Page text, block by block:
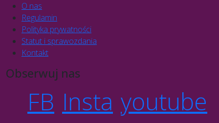
O nas
Regulamin
Polityka prywatności
Statut i sprawozdania
Kontakt
Obserwuj nas
FB Insta youtube